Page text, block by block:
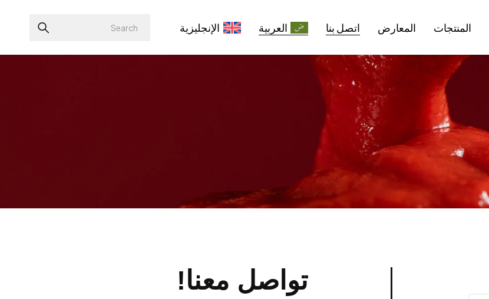
المنتجات المعارض اتصل بنا العربية الإنجليزية
تواصل معنا!